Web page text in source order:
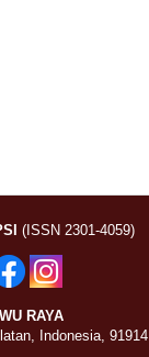
(ISSN 2301-4059)
RAYA
Indonesia, 91914